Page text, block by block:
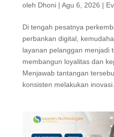
oleh Dhoni| Agu 6, 2026 |
Di tengah pesatnya
perbankan digital,
layanan pelanggan menjadi
membangun loyalitas dan
Menjawab tantangan
konsisten melakukan inovasi...